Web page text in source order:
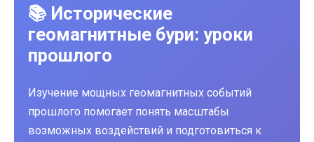
📚 Исторические
геомагнитные бури: уроки
прошлого
Изучение мощных геомагнитных событий
прошлого помогает понять масштабы
возможных воздействий и подготовиться к